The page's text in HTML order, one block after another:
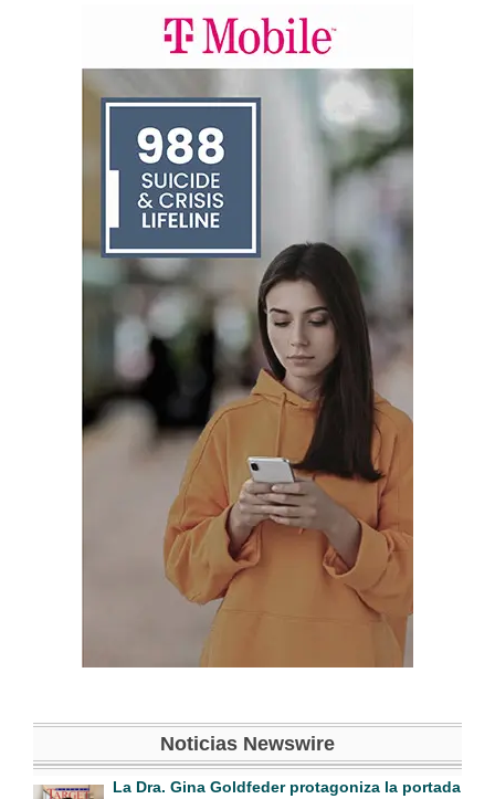
Noticias Newswire
La Dra. Gina Goldfeder protagoniza la portada